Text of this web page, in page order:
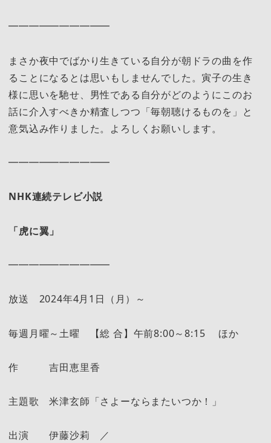
━━━━━━━━━━
まさか夜中でばかり生きている自分が朝ドラの曲を作
ることになるとは思いもしませんでした。寅子の生き
様に思いを馳せ、男性である自分がどのようにこのお
話に介入すべきか精査しつつ「毎朝聴けるものを」と
意気込み作りました。よろしくお願いします。
━━━━━━━━━━
NHK連続テレビ小説
「虎に翼」
━━━━━━━━━━
放送 2024年4月1日（月）～
毎週月曜～土曜 【総 合】午前8:00～8:15 ほか
作 吉田恵里香
主題歌 米津玄師「さよーならまたいつか！」
出演 伊藤沙莉 ／